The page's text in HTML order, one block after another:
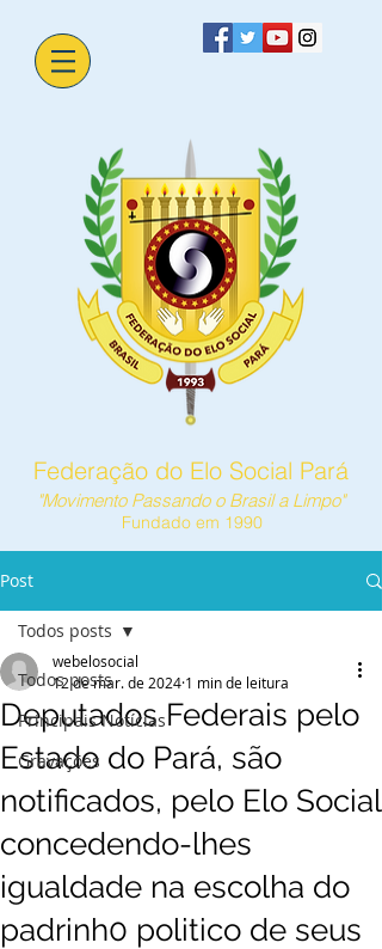
Federação do Elo Social Pará
"Movimento Passando o Brasil a Limpo"
Fundado em 1990
Post
Todos posts
Principais Notícias
Gravações
Todos posts
Deputados Federais pelo
Estado do Pará, são
notificados, pelo Elo Social
concedendo-lhes
igualdade na escolha do
padrinh0 politico de seus
webelosocial
12 de mar. de 2024 1 min de leitura